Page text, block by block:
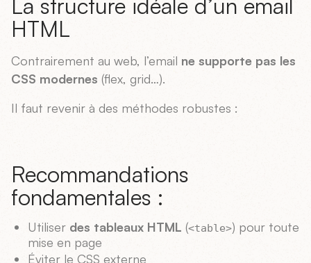
La structure idéale d’un email
HTML
Contrairement au web, l’email ne supporte pas les
CSS modernes (flex, grid…).
Il faut revenir à des méthodes robustes :
Recommandations
fondamentales :
Utiliser des tableaux HTML (<table>) pour toute
mise en page
Éviter le CSS externe